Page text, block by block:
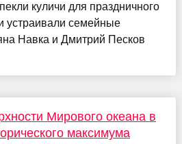
куличи для праздничного
устраивали семейные
Навка и Дмитрий Песков
Мирового океана в
максимума